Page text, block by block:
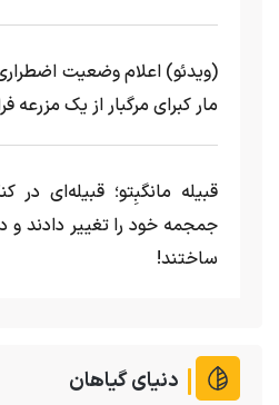
مار کبرای مرگبار از یک مزرعه‌
قبیله مانگبِتو؛ قبیله‌ای
جمجمه خود را تغییر دادند و
ساختند!
دنیای گیاهان